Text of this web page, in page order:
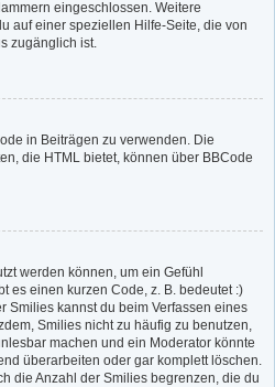
eingeschlossen. Weitere
auf einer speziellen Hilfe-Seite, die von
zugänglich ist.
in Beiträgen zu verwenden. Die
die HTML bietet, können über BBCode
werden können, um ein Gefühl
es einen kurzen Code, z. B. bedeutet :)
Smilies kannst du beim Verfassen eines
Smilies nicht zu häufig zu benutzen,
machen und ein Moderator könnte
überarbeiten oder gar komplett löschen.
die Anzahl der Smilies begrenzen, die du